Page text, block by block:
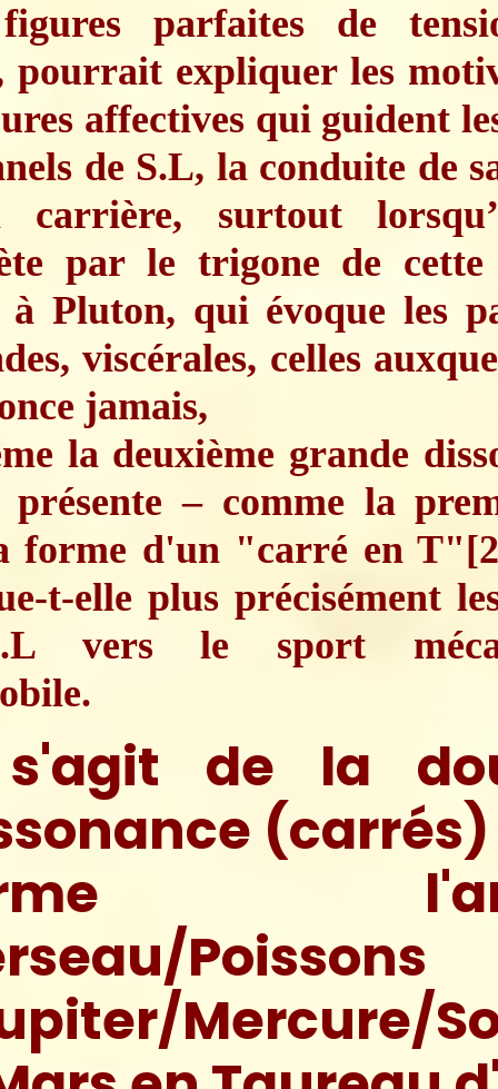
parfaites de
pourrait expliquer les
affectives qui guident
de S.L, la conduite de
carrière, surtout
par le trigone de cette
à Pluton, qui évoque les
viscérales, celles
jamais,
la deuxième grande
présente – comme la
forme d'un "carré en T"
t-elle plus précisément
vers le sport
de la
Poissons
Mercure/